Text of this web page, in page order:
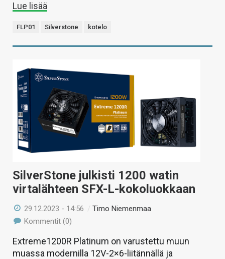
Lue lisää
FLP01 Silverstone kotelo
SilverStone julkisti 1200 watin
virtalähteen SFX-L-kokoluokkaan
29.12.2023 - 14:56 /Timo Niemenmaa
Kommentit (0)
Extreme1200R Platinum on varustettu muun
muassa modernilla 12V-2×6-liitännällä ja